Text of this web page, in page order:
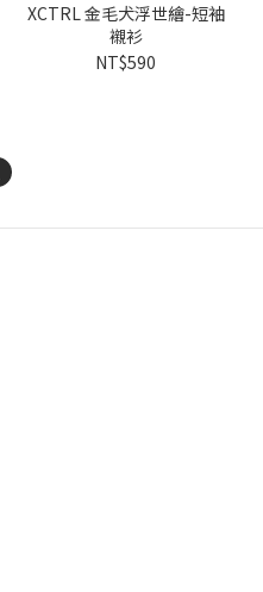
XCTRL 金毛犬浮世繪-短袖
襯衫
NT$590